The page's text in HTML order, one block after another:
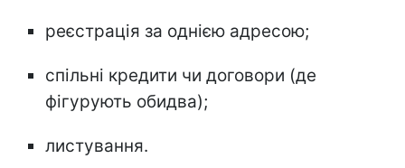
реєстрація за однією адресою;
спільні кредити чи договори (де
фігурують обидва);
листування.